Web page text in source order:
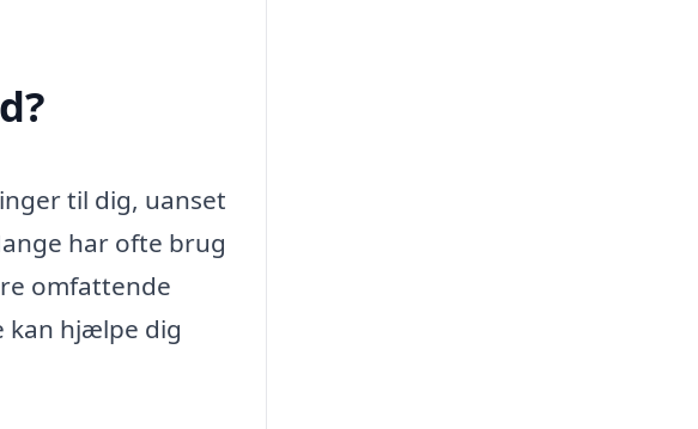
til dig, uanset
har ofte brug
omfattende
kan hjælpe dig